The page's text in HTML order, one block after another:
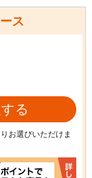
ス
る
お選びいただけま